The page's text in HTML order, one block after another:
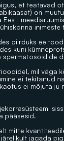
et teatavad
on
inimeste
piirduks
kuni
spermatosoidide
mil väga
ei tekitanud
ei mõjuta ju
pääsesid.
mitte
jagada